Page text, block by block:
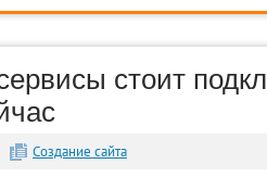
стоит
Создание сайта